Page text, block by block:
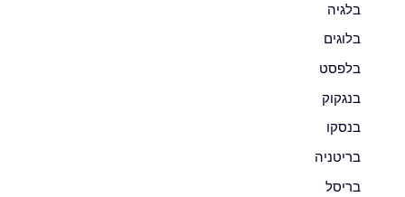
בלגיה
בלוגים
בלפסט
בנגקוק
בנסקו
בריטניה
בריסל